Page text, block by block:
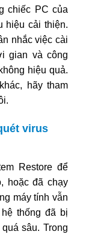
chiếc PC của
hiệu cải thiện.
nhắc việc cài
gian và công
hiệu quả.
hãy tham
virus
Restore để
hoặc đã chạy
máy tính vẫn
thống đã bị
sâu. Trong